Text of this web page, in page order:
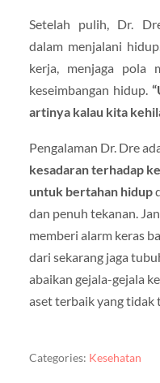
Setelah pulih, Dr.
dalam menjalani
kerja, menjaga pola
keseimbangan hidup.
artinya kalau kita
Pengalaman Dr. Dre
kesadaran terhadap
untuk bertahan hidup
dan penuh tekanan.
memberi alarm keras
dari sekarang jaga
abaikan gejala-gejala
aset terbaik yang tidak
Categories: Kesehatan